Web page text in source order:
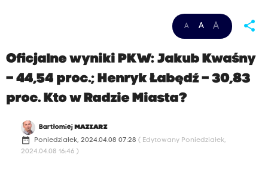
A A A share
Oficjalne wyniki PKW: Jakub Kwaśny
– 44,54 proc.; Henryk Łabędź – 30,83
proc. Kto w Radzie Miasta?
Bartłomiej MAZIARZ
date_range Poniedziałek, 2024.04.08 07:28 ( Edytowany Poniedziałek,
2024.04.08 16:46 )